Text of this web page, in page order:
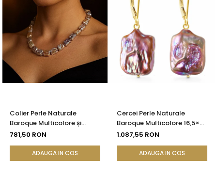
Colier Perle Naturale
Baroque Multicolore și
Închizătoare Argint 925 |
781,50 RON
ADAUGA IN COS
Cercei Perle Naturale
Baroque Multicolore 16,5×25
mm, Aur 14K (aur 585),
1.087,55 RON
ADAUGA IN COS